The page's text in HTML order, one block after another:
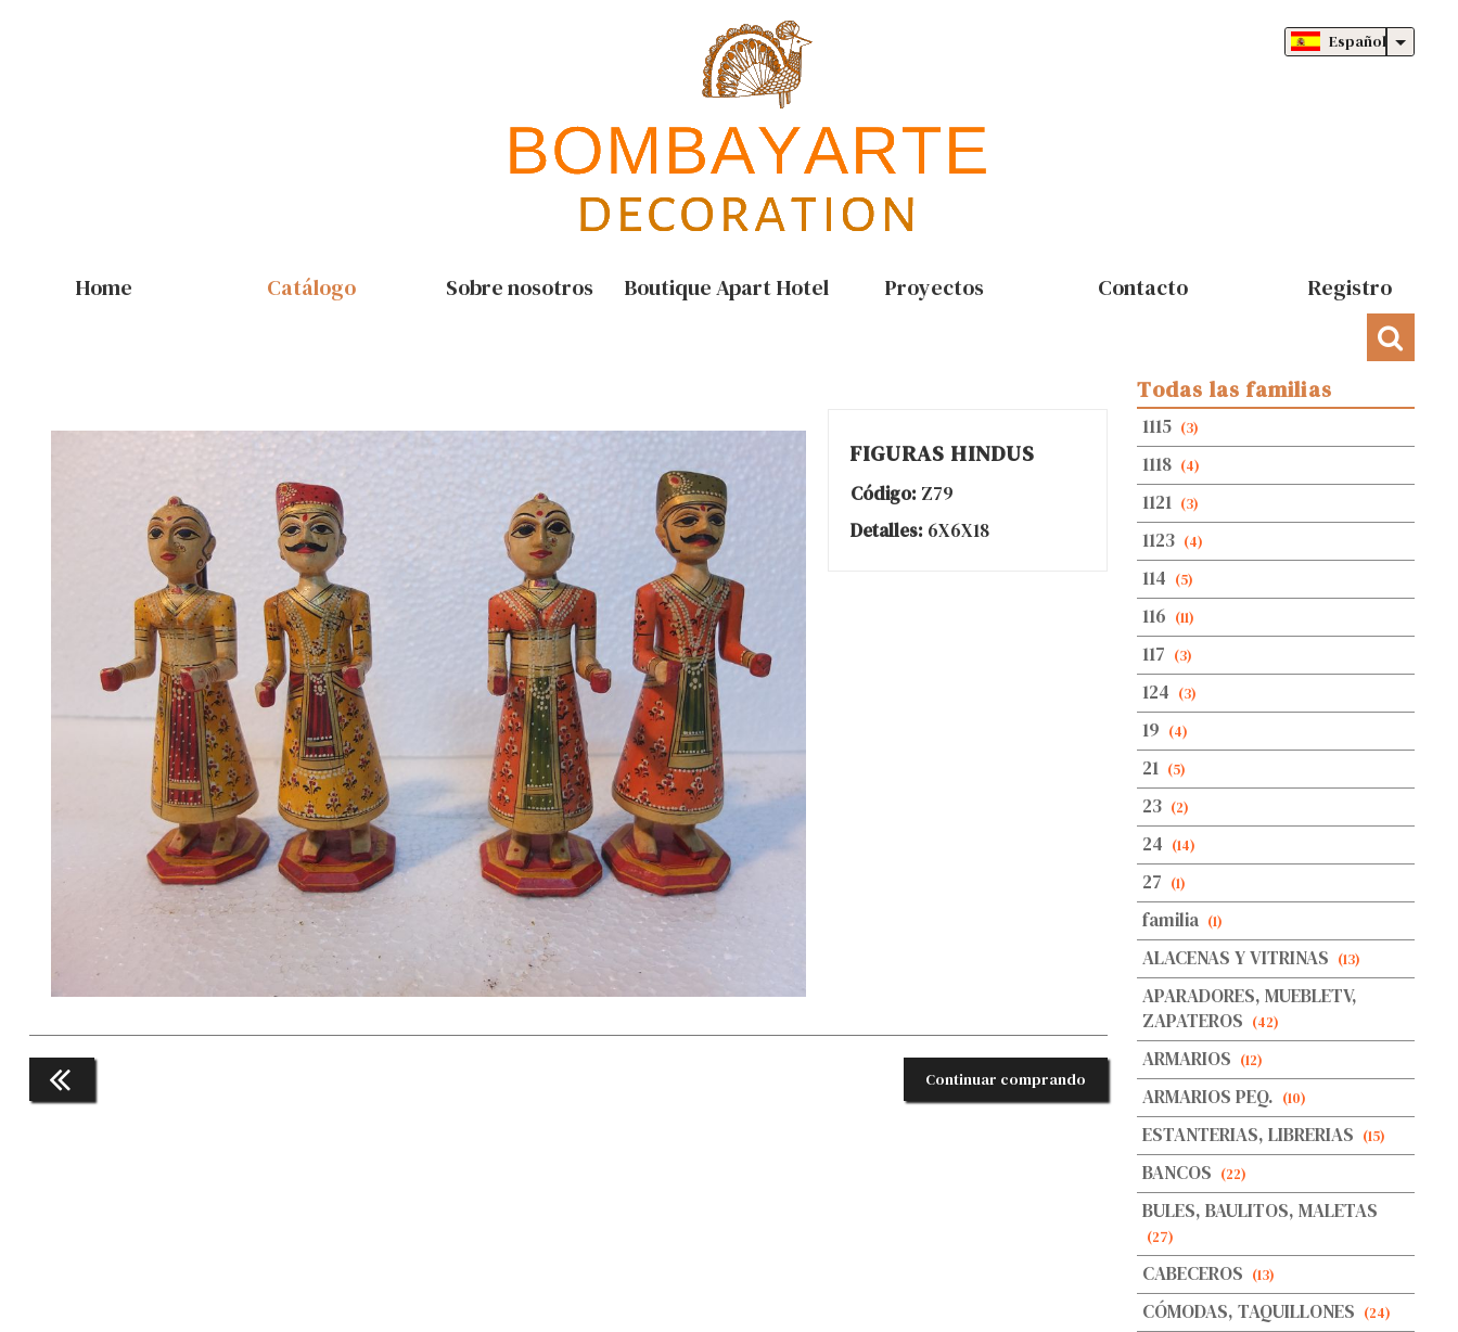
Español
Home Catálogo Sobre nosotros Boutique Apart Hotel Proyectos Contacto Registro
Todas las familias
1115 (3)
1118 (4)
1121 (3)
1123 (4)
114 (5)
116 (11)
117 (3)
124 (3)
19 (4)
21 (5)
23 (2)
24 (14)
27 (1)
familia (1)
ALACENAS Y VITRINAS (13)
APARADORES, MUEBLETV,
ZAPATEROS (42)
ARMARIOS (12)
ARMARIOS PEQ. (10)
ESTANTERIAS, LIBRERIAS (15)
BANCOS (22)
BULES, BAULITOS, MALETAS
(27)
CABECEROS (13)
CÓMODAS, TAQUILLONES (24)
FIGURAS HINDUS
Código: Z79
Detalles: 6X6X18
Continuar comprando